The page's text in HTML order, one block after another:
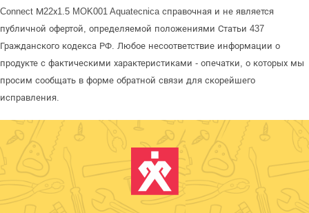
Connect М22х1.5 MOK001 Aquatecnica справочная и не является
публичной офертой, определяемой положениями Статьи 437
Гражданского кодекса РФ. Любое несоответствие информации о
продукте с фактическими характеристиками - опечатки, о которых мы
просим сообщать в форме обратной связи для скорейшего
исправления.